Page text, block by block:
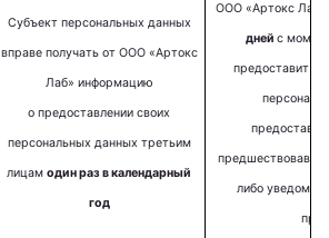
Субъект персональных данных
вправе получать от ООО «Артокс
Лаб» информацию
о предоставлении своих
персональных данных третьим
лицам один раз в календарный
год
ООО «Артокс Лаб»
дней с
предоставит
либо уведомит